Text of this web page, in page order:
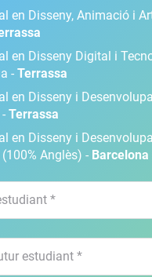
en Disseny, Animació i
en Disseny Digital i
- Terrassa
en Disseny i
Terrassa
en Disseny i
Anglès) - Barcelona